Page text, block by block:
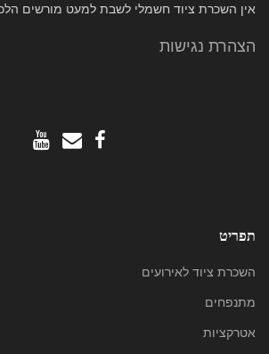
אין השכרת ציוד חשמלי לשבת למעט מורשים
הצהרת נגישות
תפריט
השכרת ציוד לאירועים
מתנפחים
אטרקציות